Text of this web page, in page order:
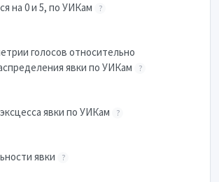
на 0 и 5, по УИКам
?
голосов относительно
явки по УИКам
?
явки по УИКам ?
явки ?